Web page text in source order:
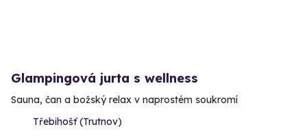
Glampingová jurta s wellness
Sauna, čan a božský relax v naprostém soukromí
Třebihošť (Trutnov)